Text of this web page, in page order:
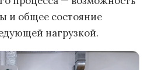
и общее состояние
нагрузкой.